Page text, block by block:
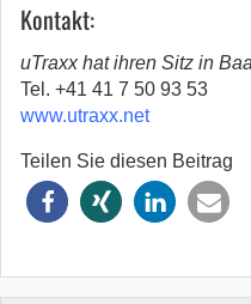
Kontakt:
uTraxx hat ihren Sitz in
Tel. +41 41 7 50 93 53
www.utraxx.net
Teilen Sie diesen Beitrag